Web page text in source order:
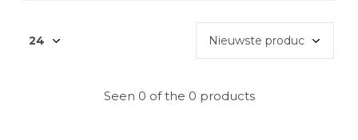
Seen 0 of the 0 products